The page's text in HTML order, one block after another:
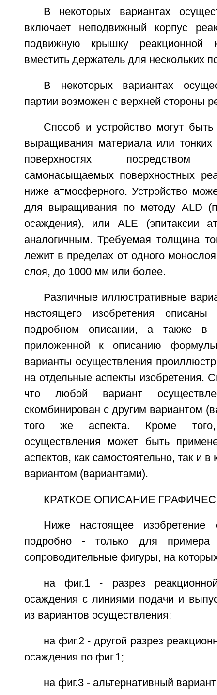
В некоторых вариантах
включает неподвижный корпус
подвижную крышку реакционной
вместить держатель для нескольких
В некоторых вариантах
партии возможен с верхней стороны
Способ и устройство могут
выращивания материала или тонких
поверхностях посредством
самонасыщаемых поверхностных
ниже атмосферного. Устройство
для выращивания по методу ALD
осаждения), или ALE (эпитаксии
аналогичным. Требуемая толщина
лежит в пределах от одного
слоя, до 1000 мм или более.
Различные иллюстративные
настоящего изобретения
подробном описании, а также в
приложенной к описанию
варианты осуществления
на отдельные аспекты изобретения.
что любой вариант
скомбинирован с другим вариантом
того же аспекта. Кроме
осуществления может быть
аспектов, как самостоятельно, так и
вариантом (вариантами).
КРАТКОЕ ОПИСАНИЕ
Ниже настоящее изобретение
подробно - только для
сопроводительные фигуры, на
на фиг.1 - разрез
осаждения с линиями подачи и
из вариантов осуществления;
на фиг.2 - другой разрез
осаждения по фиг.1;
на фиг.3 - альтернативный